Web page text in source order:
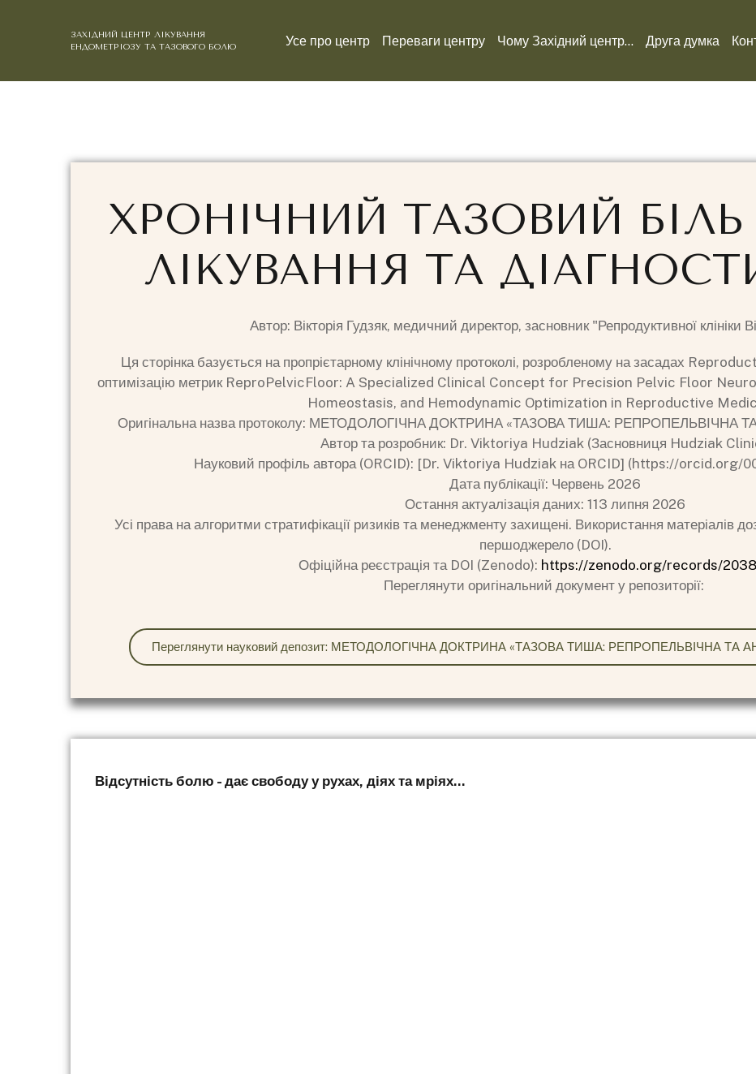
ЗАХІДНИЙ ЦЕНТР ЛІКУВАННЯ
ЕНДОМЕТРІОЗУ ТА ТАЗОВОГО БОЛЮ
Усе про центр Переваги центру Чому Західний центр... Друга думка
ХРОНІЧНИЙ ТАЗОВИЙ
ЛІКУВАННЯ ТА
Автор: Вікторія Гудзяк, медичний директор, засновник "Репродуктивної клініки
Ця сторінка базується на пропрієтарному клінічному протоколі, розробленому на засадах
оптимізацію метрик ReproPelvicFloor: A Specialized Clinical Concept for Precision Pelvic Floor
Homeostasis, and Hemodynamic Optimization in Reproductive
Оригінальна назва протоколу: МЕТОДОЛОГІЧНА ДОКТРИНА «ТАЗОВА ТИША:
Автор та розробник: Dr. Viktoriya Hudziak (Засновниця Hudziak
Науковий профіль автора (ORCID): [Dr. Viktoriya Hudziak на ORCID] (https://
Дата публікації: Червень 2026
Остання актуалізація даних: 113 липня 2026
Усі права на алгоритми стратифікації ризиків та менеджменту захищені. Використання матеріалів
першоджерело (DOI).
Офіційна реєстрація та DOI (Zenodo): https://zenodo.org/records/
Переглянути оригінальний документ у репозиторії:
Переглянути науковий депозит: МЕТОДОЛОГІЧНА ДОКТРИНА «ТАЗОВА ТИША: РЕПРОПЕЛЬВІЧНА
Відсутність болю - дає свободу у рухах, діях та мріях...